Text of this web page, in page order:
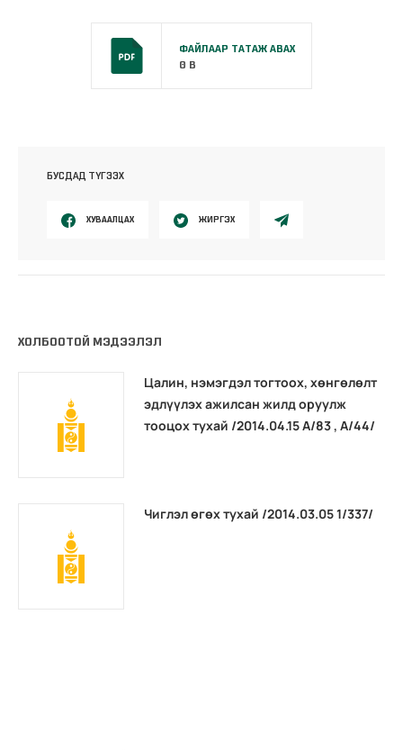
ФАЙЛААР ТАТАЖ АВАХ
0 B
БУСДАД ТҮГЭЭХ
ХУВААЛЦАХ ЖИРГЭХ
ХОЛБООТОЙ МЭДЭЭЛЭЛ
Цалин, нэмэгдэл тогтоох, хөнгөлөлт
эдлүүлэх ажилсан жилд оруулж
тооцох тухай /2014.04.15 А/83 , А/44/
Чиглэл өгөх тухай /2014.03.05 1/337/